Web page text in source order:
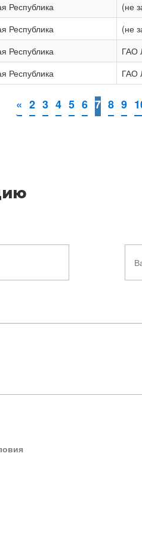
Республика (не
Республика (не
Республика ГАО
Республика ГАО
« 2 3 4 5 6 7 8 9